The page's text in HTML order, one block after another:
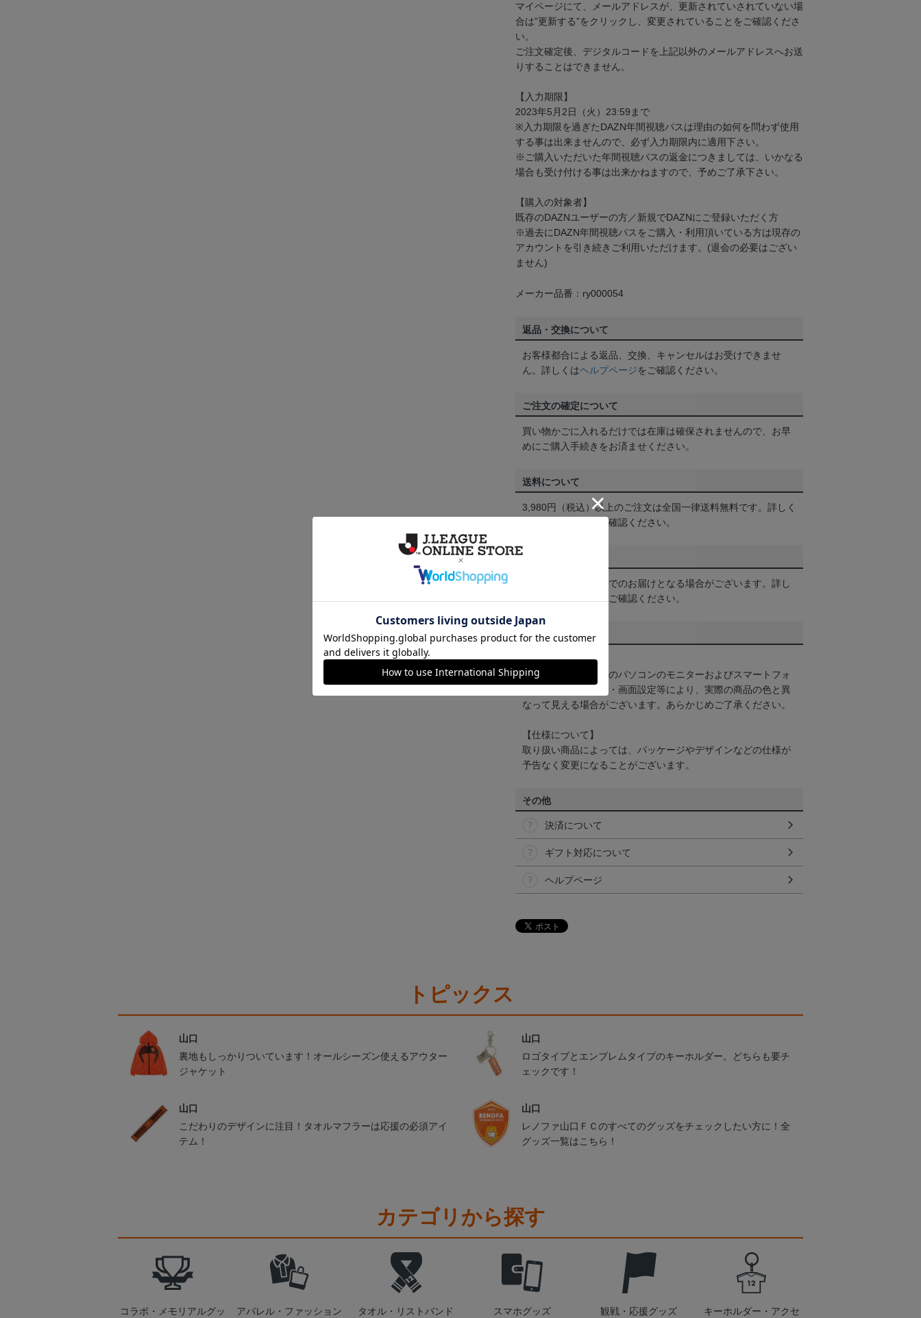
マイページにて、メールアドレスが、更新されていされていない場
合は”更新する”をクリックし、変更されていることをご確認くださ
い。
ご注文確定後、デジタルコードを上記以外のメールアドレスへお送
りすることはできません。
【入力期限】
2023年5月2日（火）23:59まで
※入力期限を過ぎたDAZN年間視聴パスは理由の如何を問わず使用
する事は出来ませんので、必ず入力期限内に適用下さい。
※ご購入いただいた年間視聴パスの返金につきましては、いかなる
場合も受け付ける事は出来かねますので、予めご了承下さい。
【購入の対象者】
既存のDAZNユーザーの方／新規でDAZNにご登録いただく方
※過去にDAZN年間視聴パスをご購入・利用頂いている方は現存の
アカウントを引き続きご利用いただけます。(退会の必要はござい
ません)
メーカー品番：ry000054
返品・交換について
お客様都合による返品、交換、キャンセルはお受けできませ
ん。詳しくはヘルプページをご確認ください。
ご注文の確定について
買い物かごに入れるだけでは在庫は確保されませんので、お早
めにご購入手続きをお済ませください。
送料について
3,980円（税込）以上のご注文は全国一律送料無料です。詳しく
をご確認ください。
配送方法について
一部商品はメール便でのお届けとなる場合がございます。詳し
をご確認ください。
商品について
【カラーについて】
商品画像は、お使いのパソコンのモニターおよびスマートフォ
ンのメーカー・機種・画面設定等により、実際の商品の色と異
なって見える場合がございます。あらかじめご了承ください。
【仕様について】
取り扱い商品によっては、パッケージやデザインなどの仕様が
予告なく変更になることがございます。
その他
決済について
ギフト対応について
ヘルプページ
トピックス
山口
裏地もしっかりついています！オールシーズン使えるアウター
ジャケット
山口
ロゴタイプとエンブレムタイプのキーホルダー。どちらも要チ
ェックです！
山口
こだわりのデザインに注目！タオルマフラーは応援の必須アイ
テム！
山口
レノファ山口ＦＣのすべてのグッズをチェックしたい方に！全
グッズ一覧はこちら！
カテゴリから探す
コラボ・メモリアルグッ
アパレル・ファッション
タオル・リストバンド スマホグッズ 観戦・応援グッズ
キーホルダー・アクセ